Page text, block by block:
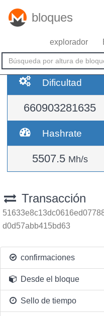
bloques
explorador
Dificultad
660903281635
Hashrate
5507.5 Mh/s
Transacción
d0d57abb415bd63
confirmaciones
Desde el bloque
Sello de tiempo